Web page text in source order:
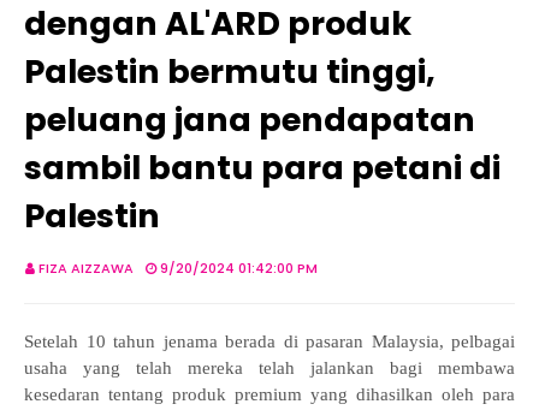
dengan AL'ARD produk
Palestin bermutu tinggi,
peluang jana pendapatan
sambil bantu para petani di
Palestin
FIZA AIZZAWA 9/20/2024 01:42:00 PM
Setelah 10 tahun jenama berada di pasaran Malaysia, pelbagai
usaha yang telah mereka telah jalankan bagi membawa
kesedaran tentang produk premium yang dihasilkan oleh para